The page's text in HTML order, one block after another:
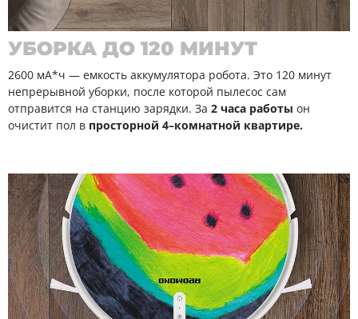
УБОРКА ДО 120 МИНУТ
2600 мА*ч — емкость аккумулятора робота. Это 120 минут
непрерывной уборки, после которой пылесос сам
отправится на станцию зарядки. За 2 часа работы он
очистит пол в просторной 4–комнатной квартире.